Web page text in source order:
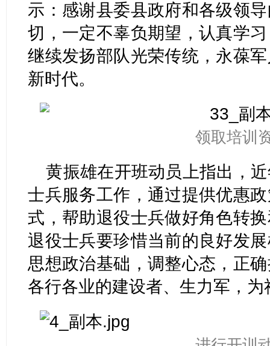
示：感谢县委县政府和各级领
切，一定不辜负期望，认真学
继续发扬部队光荣传统，永葆
新时代。
领取培训
黄振雄在开班动员上指出，
士兵服务工作，通过提供优惠
式，帮助退役士兵做好角色转
退役士兵要珍惜当前的良好发
思想政治基础，调整心态，正
各行各业的建设者、生力军，